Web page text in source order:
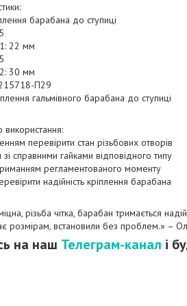
барабана до ступиці
22 мм
30 мм
П29
гальмівного барабана до ступиці
перевірити стан різьбових отворів
справними гайками відповідного типу
регламентованого моменту
надійність кріплення барабана
різьба чітка, барабан тримається
розмірам, встановили без проблем.» –
на наш Телеграм-канал і